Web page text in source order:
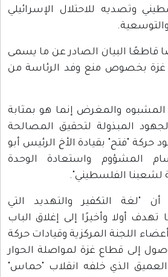
وتصديه للاحتلال الإسرائيلي
قاطعًا البيان الصادر عن ما يسمى
غزة بخصوص منع وفد الرئاسة من
المشبوه والمغرض إنما هو بمثابة
المبذولة لتحقيق المصالحة
حركة "فتح" بقيادة الأخ الرئيس أبو
المشؤوم واستعادة الوحدة
لشعبنا الفلسطيني".
"لغة التكفير والتهديد التي
تهدف أولا وأخيرًا إلى إغلاق الباب
اللجنة المركزية وقيادات حركة
إلى قطاع غزة لمواصلة الحوار
الذي خلفه انقلاب "حماس"